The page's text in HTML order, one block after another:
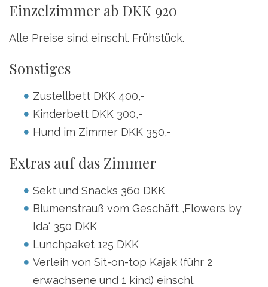
Einzelzimmer ab DKK 920
Alle Preise sind einschl. Frühstück.
Sonstiges
Zustellbett DKK 400,-
Kinderbett DKK 300,-
Hund im Zimmer DKK 350,-
Extras auf das Zimmer
Sekt und Snacks 360 DKK
Blumenstrauß vom Geschäft ‚Flowers by
Ida‘ 350 DKK
Lunchpaket 125 DKK
Verleih von Sit-on-top Kajak (führ 2
erwachsene und 1 kind) einschl.